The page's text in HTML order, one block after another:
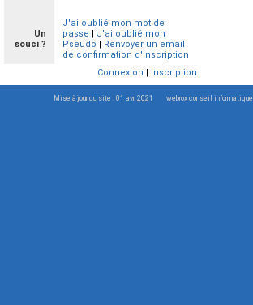
Un
souci ?
J'ai oublié mon mot de
passe | J'ai oublié mon
Pseudo | Renvoyer un email
de confirmation d'inscription
Connexion | Inscription
Mise à jour du site : 01 avr. 2021 webrox conseil informatique